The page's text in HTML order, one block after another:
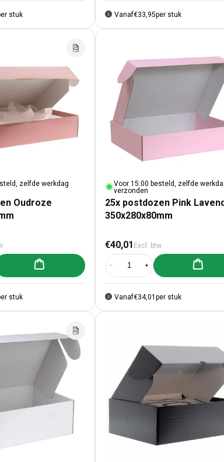
stuk Vanaf€33,95per stuk
zelfde werkdag
Oudroze
voor 25x postdozen Oudroze 350x280x80mm
verhogen voor 25x postdozen Oudroze 350x280x80mm
Aan winkelwagen toevoegen
stuk
Voor 15:00 besteld, zelfde
verzonden
25x postdozen Pink
350x280x80mm
Normale prijs
€40,01 Excl. btw
Aantal verlagen voor 25x
Aantal verhogen voor
Aan
Vanaf€34,01 per stuk